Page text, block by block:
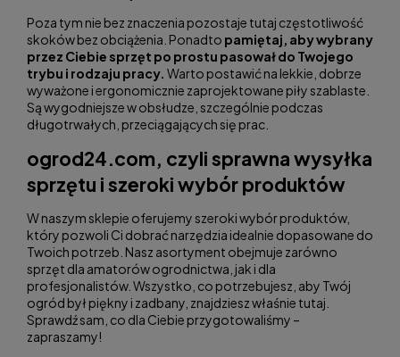
Poza tym nie bez znaczenia pozostaje tutaj częstotliwość
skoków bez obciążenia. Ponadto pamiętaj, aby wybrany
przez Ciebie sprzęt po prostu pasował do Twojego
trybu i rodzaju pracy. Warto postawić na lekkie, dobrze
wyważone i ergonomicznie zaprojektowane piły szablaste.
Są wygodniejsze w obsłudze, szczególnie podczas
długotrwałych, przeciągających się prac.
ogrod24.com, czyli sprawna wysyłka
sprzętu i szeroki wybór produktów
W naszym sklepie oferujemy szeroki wybór produktów,
który pozwoli Ci dobrać narzędzia idealnie dopasowane do
Twoich potrzeb. Nasz asortyment obejmuje zarówno
sprzęt dla amatorów ogrodnictwa, jak i dla
profesjonalistów. Wszystko, co potrzebujesz, aby Twój
ogród był piękny i zadbany, znajdziesz właśnie tutaj.
Sprawdź sam, co dla Ciebie przygotowaliśmy –
zapraszamy!